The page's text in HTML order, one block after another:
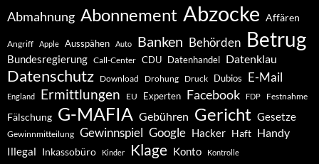
Abmahnung Abonnement Abzocke Affären
Angriff Apple Ausspähen Auto Banken Behörden Betrug
Bundesregierung Call-Center CDU Datenhandel Datenklau
Datenschutz Download Drohung Druck Dubios E-Mail
England Ermittlungen EU Experten Facebook FDP Festnahme
Fälschung G-MAFIA Gebühren Gericht Gesetze
Gewinnmitteilung Gewinnspiel Google Hacker Haft Handy
Illegal Inkassobüro Kinder Klage Konto Kontrolle